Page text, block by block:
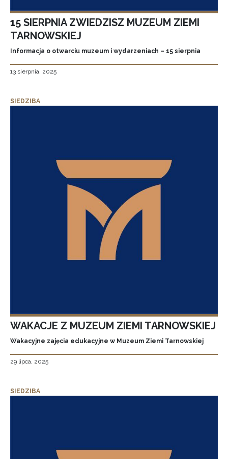
15 SIERPNIA ZWIEDZISZ MUZEUM ZIEMI
TARNOWSKIEJ
Informacja o otwarciu muzeum i wydarzeniach – 15 sierpnia
13 sierpnia, 2025
SIEDZIBA
WAKACJE Z MUZEUM ZIEMI TARNOWSKIEJ
Wakacyjne zajęcia edukacyjne w Muzeum Ziemi Tarnowskiej
29 lipca, 2025
SIEDZIBA